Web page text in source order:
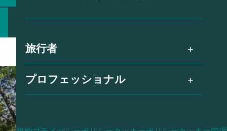
旅行者
プロフェッショナル